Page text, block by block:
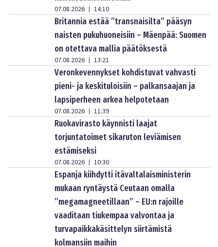
07.08.2026 | 14:10
Britannia estää ”transnaisilta” pääsyn
naisten pukuhuoneisiin – Mäenpää: Suomen
on otettava mallia päätöksestä
07.08.2026 | 13:21
Veronkevennykset kohdistuvat vahvasti
pieni- ja keskituloisiin – palkansaajan ja
lapsiperheen arkea helpotetaan
07.08.2026 | 11:39
Ruokavirasto käynnisti laajat
torjuntatoimet sikaruton leviämisen
estämiseksi
07.08.2026 | 10:30
Espanja kiihdytti itävaltalaisministerin
mukaan ryntäystä Ceutaan omalla
”megamagneetillaan” – EU:n rajoille
vaaditaan tiukempaa valvontaa ja
turvapaikkakäsittelyn siirtämistä
kolmansiin maihin